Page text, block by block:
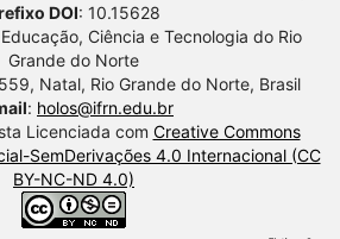
DOI: 10.15628
Ciência e Tecnologia do Rio
Grande do Norte
Natal, Rio Grande do Norte, Brasil
: holos@ifrn.edu.br
Licenciada com Creative Commons
SemDerivações 4.0 Internacional (CC
BY-NC-ND 4.0)